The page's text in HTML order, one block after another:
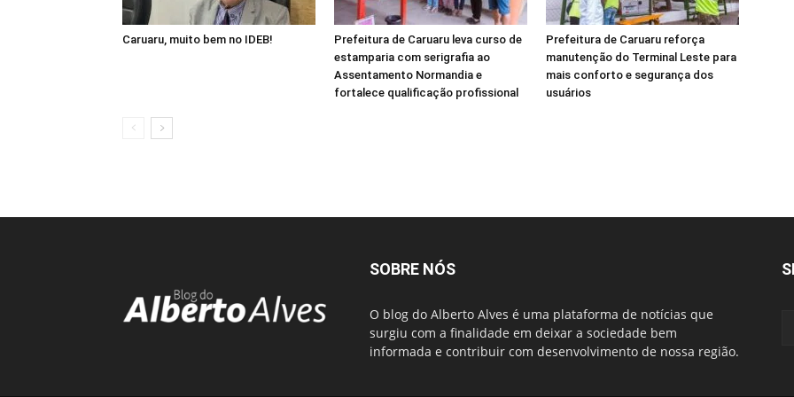
Caruaru, muito bem no IDEB!
Prefeitura de Caruaru leva curso de
estamparia com serigrafia ao
Assentamento Normandia e
fortalece qualificação profissional
Prefeitura de Caruaru reforça
manutenção do Terminal Leste para
mais conforto e segurança dos
usuários
SOBRE NÓS
O blog do Alberto Alves é uma plataforma de notícias que
surgiu com a finalidade em deixar a sociedade bem
informada e contribuir com desenvolvimento de nossa região.